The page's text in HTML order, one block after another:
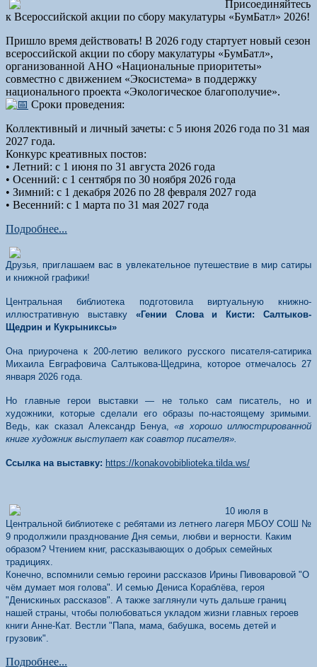
Присоединяйтесь
к Всероссийской акции по сбору макулатуры «БумБатл» 2026!
Пришло время действовать! В 2026 году стартует новый сезон
всероссийской акции по сбору макулатуры «БумБатл»,
организованной АНО «Национальные приоритеты»
совместно с движением «Экосистема» в поддержку
национального проекта «Экологическое благополучие».
Сроки проведения:
Коллективный и личный зачеты: с 5 июня 2026 года по 31 мая
2027 года.
Конкурс креативных постов:
• Летний: с 1 июня по 31 августа 2026 года
• Осенний: с 1 сентября по 30 ноября 2026 года
• Зимний: с 1 декабря 2026 по 28 февраля 2027 года
• Весенний: с 1 марта по 31 мая 2027 года
Подробнее...
Друзья, приглашаем вас в увлекательное путешествие в мир сатиры
и книжной графики!
Центральная библиотека подготовила виртуальную книжно-
иллюстративную выставку «Гении Слова и Кисти: Салтыков-
Щедрин и Кукрыниксы»
Она приурочена к 200-летию великого русского писателя-сатирика
Михаила Евграфовича Салтыкова-Щедрина, которое отмечалось 27
января 2026 года.
Но главные герои выставки — не только сам писатель, но и
художники, которые сделали его образы по-настоящему зримыми.
Ведь, как сказал Александр Бенуа,«в хорошо иллюстрированной
книге художник выступает как соавтор писателя».
Ссылка на выставку: https://konakovobiblioteka.tilda.ws/
10 июля в
Центральной библиотеке с ребятами из летнего лагеря МБОУ СОШ №
9 продолжили празднование Дня семьи, любви и верности. Каким
образом? Чтением книг, рассказывающих о добрых семейных
традициях.
Конечно, вспомнили семью героини рассказов Ирины Пивоваровой "О
чём думает моя голова". И семью Дениса Кораблёва, героя
"Денискиных рассказов". А также заглянули чуть дальше границ
нашей страны, чтобы полюбоваться укладом жизни главных героев
книги Анне-Кат. Вестли "Папа, мама, бабушка, восемь детей и
грузовик".
Подробнее...